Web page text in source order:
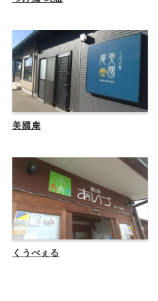
美國庵
くうべぇる